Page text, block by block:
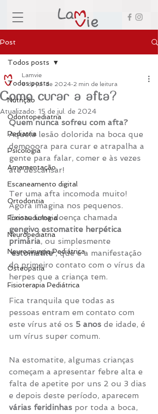
Post
Todos posts
Nutrição
Odontopediatria
Pediatria
Psicologia
Amamentação
Escaneamento digital
Ortodontia
Fonoaudiologia
Neuropediatria
Neurocirurgia Pediátrica
Osteopatia
Fisioterapia Pediátrica
Todos posts
Como curar a afta?
Lamvie
8 de jul. de 2024 2 min de leitura
Atualizado: 15 de jul. de 2024
Quem nunca sofreu com afta?
Aquela lesão dolorida na boca que
demooora para curar e atrapalha a
gente para falar, comer e às vezes
até descansar!
Ter uma afta incomoda muito!
Agora imagina nos pequenos.
Existe uma doença chamada
gengivo estomatite herpética
primária, ou simplesmente
'estomatite', que é a manifestação
do primeiro contato com o vírus da
herpes que a criança tem.
Fica tranquila que todas as
pessoas entram em contato com
este vírus até os 5 anos de idade, é
um vírus super comum.
Na estomatite, algumas crianças
começam a apresentar febre alta e
falta de apetite por uns 2 ou 3 dias
e depois deste período, aparecem
várias feridinhas por toda a boca,